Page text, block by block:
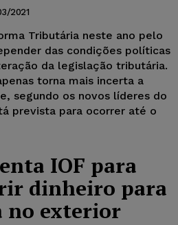
2021
Tributária neste ano pelo
das condições políticas
da legislação tributária.
torna mais incerta a
segundo os novos líderes do
prevista para ocorrer até o
IOF para
dinheiro para
no exterior